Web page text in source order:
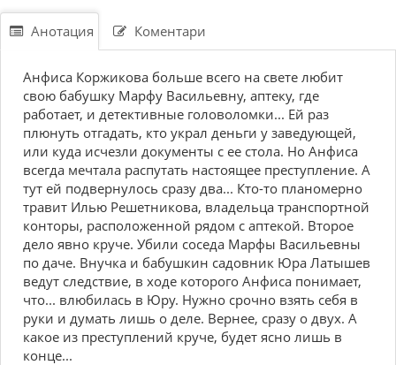
Анотация Коментари
Анфиса Коржикова больше всего на свете любит
свою бабушку Марфу Васильевну, аптеку, где
работает, и детективные головоломки... Ей раз
плюнуть отгадать, кто украл деньги у заведующей,
или куда исчезли документы с ее стола. Но Анфиса
всегда мечтала распутать настоящее преступление. А
тут ей подвернулось сразу два... Кто-то планомерно
травит Илью Решетникова, владельца транспортной
конторы, расположенной рядом с аптекой. Второе
дело явно круче. Убили соседа Марфы Васильевны
по даче. Внучка и бабушкин садовник Юра Латышев
ведут следствие, в ходе которого Анфиса понимает,
что... влюбилась в Юру. Нужно срочно взять себя в
руки и думать лишь о деле. Вернее, сразу о двух. А
какое из преступлений круче, будет ясно лишь в
конце...